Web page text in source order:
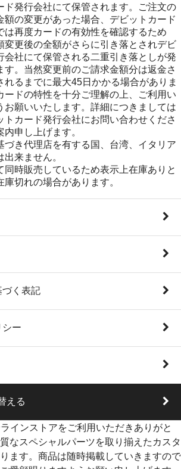
ド発行会社にて保管されます。ご注文の
額の変更があった場合、デビットカード
は再度カードの有効性を確認するため
変更後の全額がさらに引き落とされデビ
会社にて保管される二重引き落としが発
す。当然変更前のご請求金額分は返金さ
れるまでに最大45日かかる場合がありま
ードの特性を十分ご理解の上、ご利用い
お願いいたします。詳細につきましては
トカード発行会社にお問い合わせくださ
申し上げます。
づき代理店を有する国、台湾、イタリア
来ません。
同時販売しているため表示上在庫ありと
庫切れの場合があります。
づく表記
シー
える
インストアをご利用いただきありがと
なスペシャルパーツを取り揃えたカスタ
ます。商品は随時掲載していきますので